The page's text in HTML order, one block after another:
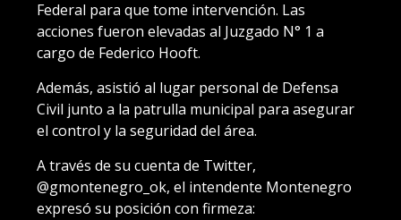
Federal para que tome intervención. Las
acciones fueron elevadas al Juzgado N° 1 a
cargo de Federico Hooft.
Además, asistió al lugar personal de Defensa
Civil junto a la patrulla municipal para asegurar
el control y la seguridad del área.
A través de su cuenta de Twitter,
@gmontenegro_ok, el intendente Montenegro
expresó su posición con firmeza: